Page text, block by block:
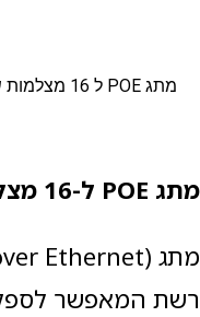
מתג POE ל 16 מצלמות של Provision
מתג POE ל-16 מצלמות
רשת המאפשר